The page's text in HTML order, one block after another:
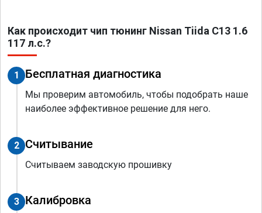
Как происходит чип тюнинг Nissan Tiida C13 1.6
117 л.с.?
1 Бесплатная диагностика
Мы проверим автомобиль, чтобы подобрать наше
наиболее эффективное решение для него.
2 Считывание
Считываем заводскую прошивку
3 Калибровка